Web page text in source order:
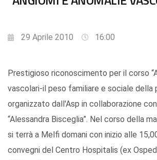
29 Aprile 2010 16:00
Prestigioso riconoscimento per il corso
vascolari-il peso familiare e sociale della
organizzato dall'Asp in collaborazione
“Alessandra Bisceglia”. Nel corso della
si terrà a Melfi domani con inizio alle
convegni del Centro Hospitalis (ex